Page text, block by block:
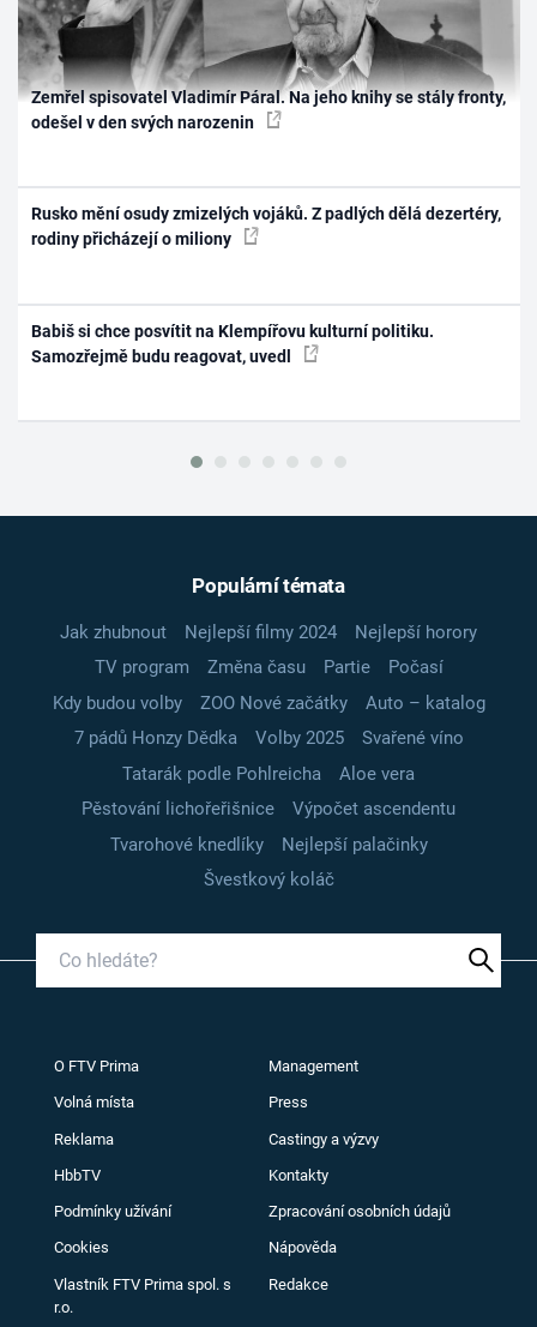
Zemřel spisovatel Vladimír Páral. Na jeho knihy se stály fronty,
odešel v den svých narozenin
Rusko mění osudy zmizelých vojáků. Z padlých dělá dezertéry,
rodiny přicházejí o miliony
Babiš si chce posvítit na Klempířovu kulturní politiku.
Samozřejmě budu reagovat, uvedl
Populární témata
Jak zhubnout Nejlepší filmy 2024
Nejlepší horory
TV program
Změna času Partie
Počasí
Kdy budou volby
ZOO Nové začátky
Auto – katalog
7 pádů Honzy Dědka
Volby 2025
Svařené víno
Tatarák podle Pohlreicha
Aloe vera
Pěstování lichořeřišnice
Výpočet ascendentu
Tvarohové knedlíky
Nejlepší palačinky
Švestkový koláč
O FTV Prima Management
Volná místa Press
Reklama Castingy a výzvy
HbbTV Kontakty
Podmínky užívání Zpracování osobních údajů
Cookies Nápověda
Vlastník FTV Prima spol. s
r.o.
Redakce